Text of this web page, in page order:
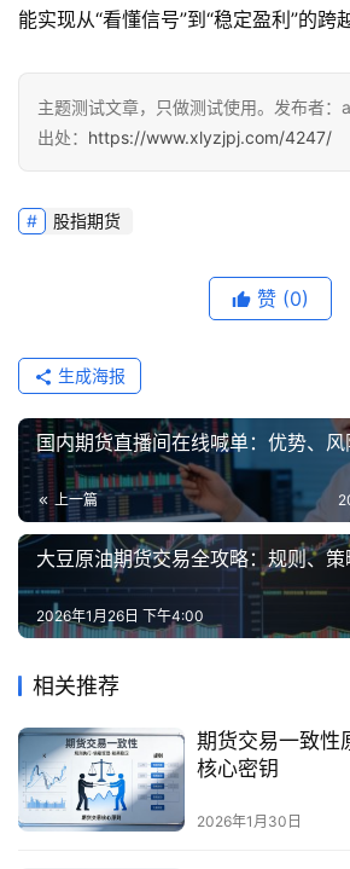
能实现从“看懂信号”到“稳定盈利”的跨越
主题测试文章，只做测试使用。发布者：
出处： https://www.xlyzjpj.com/4247/
股指期货
赞 (0)
生成海报
国内期货直播间在线喊单：优势、
上一篇
大豆原油期货交易全攻略：规则、策
2026年1月26日 下午4:00
相关推荐
期货交易一致性
核心密钥
2026年1月30日